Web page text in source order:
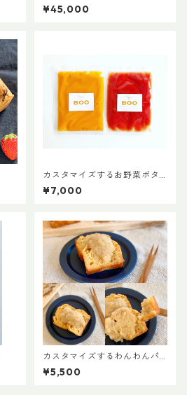
ト×4回配送）
¥45,000
カスタマイズするお野菜ポタ
ージュ
¥7,000
カスタマイズするわんわんパ
ウンドケーキ（2本）
¥5,500